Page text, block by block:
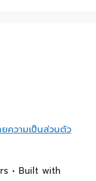
ยความเป็นส่วนตัว
• Built with